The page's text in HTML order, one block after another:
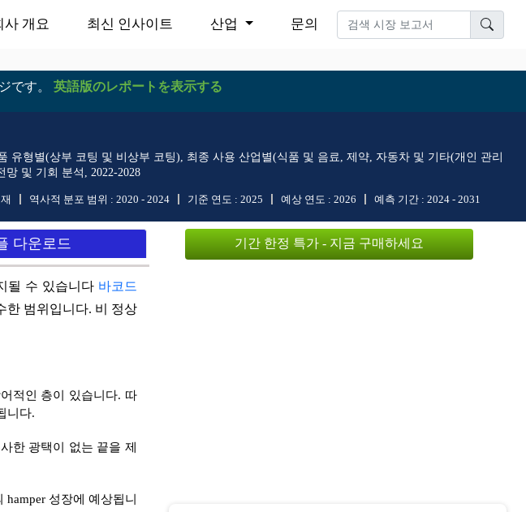
사 개요 최신 인사이트 산업 문의
です。 英語版のレポートを表示する
형별(상부 코팅 및 비상부 코팅), 최종 사용 산업별(식품 및 음료, 제약, 자동차 및 기타(개인 관리
및 기회 분석, 2022-2028
역사적 분포 범위 : 2020 - 2024 기준 연도 : 2025 예상 연도 : 2026 예측 기간 : 2024 - 2031
다운로드
될 수 있습니다 바코드
한 범위입니다. 비 정상
적인 층이 있습니다. 따
니다.
한 광택이 없는 끝을 제
성장에 예상됩니
기간 한정 특가 - 지금 구매하세요